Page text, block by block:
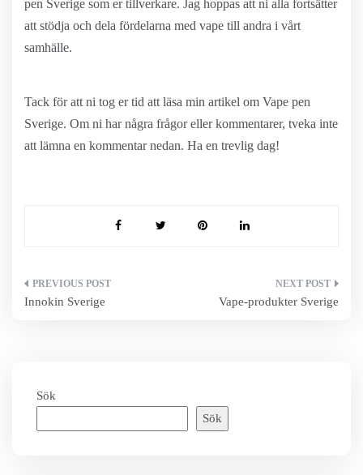
pen Sverige som er tillverkare. Jag hoppas att ni alla fortsätter
att stödja och dela fördelarna med vape till andra i vårt
samhälle.
Tack för att ni tog er tid att läsa min artikel om Vape pen
Sverige. Om ni har några frågor eller kommentarer, tveka inte
att lämna en kommentar nedan. Ha en trevlig dag!
Inläggsnavigering
Innokin Sverige Vape-produkter Sverige
Sök
Sök